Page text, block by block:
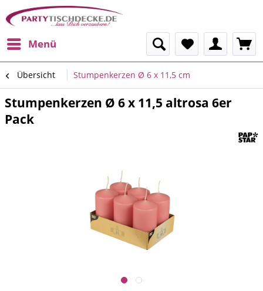
Menü
Übersicht Stumpenkerzen Ø 6 x 11,5 cm
Stumpenkerzen Ø 6 x 11,5 altrosa 6er
Pack